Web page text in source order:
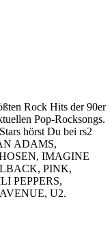
Rock Hits der 90er
Pop-Rocksongs.
hörst Du bei rs2
ADAMS,
IMAGINE
PINK,
PEPPERS,
U2.